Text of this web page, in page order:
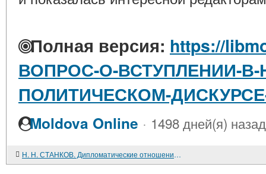
Полная версия: https://
ВОПРОС-О-ВСТУПЛЕНИИ-
ПОЛИТИЧЕСКОМ-ДИСКУРСЕ-
Moldova Online · 1498 дней(я) назад
Н. Н. СТАНКОВ. Дипломатические отношения Веймарской республики и Чехословакии. 1918-1924